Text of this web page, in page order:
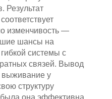
Результат
изменчивость —
шансы на
системы с
связей. Вывод
у
структуру
была она эффективна